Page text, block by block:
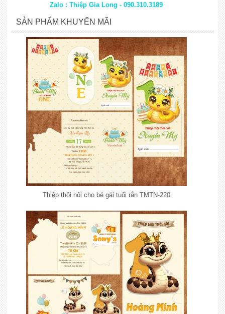
Zalo : Thiệp Gia Long - 090.310.3189
SẢN PHẨM KHUYẾN MÃI
Thiệp thôi nôi cho bé gái tuổi rắn TMTN-220